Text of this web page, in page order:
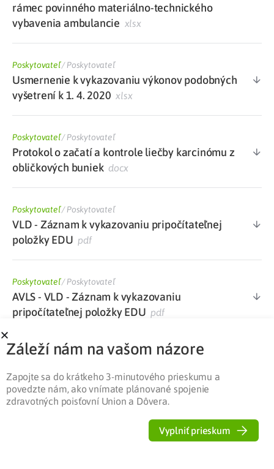
rámec povinného materiálno-technického
vybavenia ambulancie xlsx
Poskytovateľ/Poskytovateľ
Usmernenie k vykazovaniu výkonov podobných
vyšetrení k 1. 4. 2020 xlsx
Poskytovateľ/Poskytovateľ
Protokol o začatí a kontrole liečby karcinómu z
obličkových buniekdocx
Poskytovateľ/Poskytovateľ
VLD - Záznam k vykazovaniu pripočítateľnej
položky EDU pdf
Poskytovateľ/Poskytovateľ
AVLS - VLD - Záznam k vykazovaniu
pripočítateľnej položky EDU pdf
Poskytovateľ/Poskytovateľ
pacienta v diabetologickej ambulanciidocx
Zoznam kategorizovaného ŠZM s maximálne
Záleží nám na vašom názore
Zapojte sa do krátkeho 3-minutového prieskumu a
povedzte nám, ako vnímate plánované spojenie
zdravotných poisťovní Union a Dôvera.
Vyplniť prieskum